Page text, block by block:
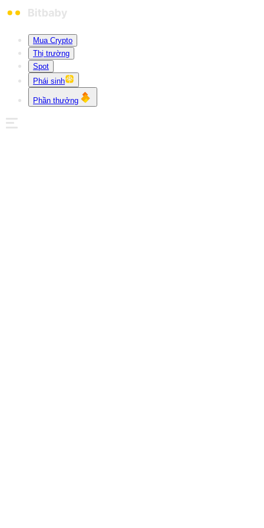
Mua Crypto
Thị trường
Spot
Phái sinh
Phần thưởng